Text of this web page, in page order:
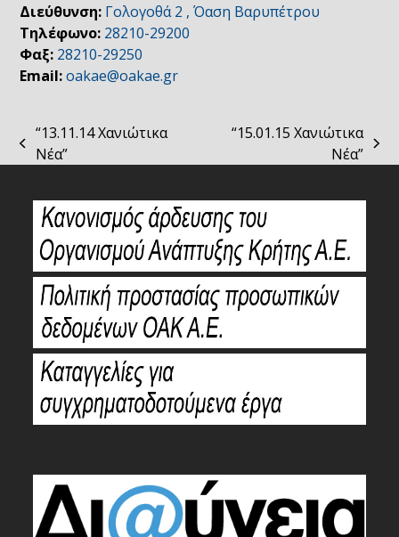
Διεύθυνση: Γολογοθά 2 , Όαση Βαρυπέτρου
Τηλέφωνο: 28210-29200
Φαξ: 28210-29250
Email: oakae@oakae.gr
previous
“13.11.14 Χανιώτικα
Νέα”
“15.01.15 Χανιώτικα
Νέα”